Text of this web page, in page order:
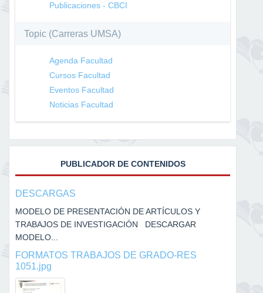
Publicaciones - CBCI
Topic (Carreras UMSA)
Agenda Facultad
Cursos Facultad
Eventos Facultad
Noticias Facultad
PUBLICADOR DE CONTENIDOS
DESCARGAS
MODELO DE PRESENTACIÓN DE ARTÍCULOS Y
TRABAJOS DE INVESTIGACIÓN DESCARGAR
MODELO...
FORMATOS TRABAJOS DE GRADO-RES
1051.jpg